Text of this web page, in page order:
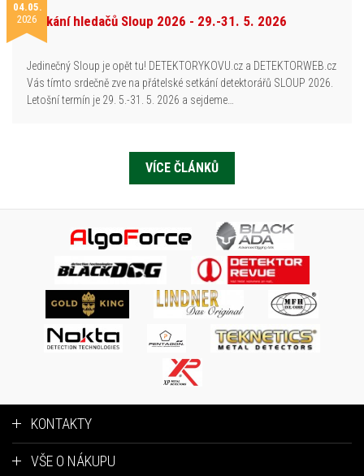
04.05.
2026Setkání hledačů Sloup 2026 - 29.-31. 5. 2026
Jedinečný Sloup je opět tu! DETEKTORYKOVU.cz a DETEKTORWEB.cz
Vás tímto srdečně zve na přátelské setkání detektorářů SLOUP 2026.
Letošní termín je 29. 5.-31. 5. 2026 a sejdeme…
VÍCE ČLÁNKŮ
KONTAKTY
VŠE O NÁKUPU